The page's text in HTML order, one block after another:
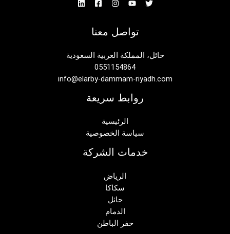
تواصل معنا
حائل، المملكة العربية السعودية
0551154864
info@elarby-dammam-riyadh.com
روابط سريعة
الرئيسية
سياسة الخصوصية
خدمات الشركة
الرياض
سكاكا
حائل
الدمام
حفر الباطن